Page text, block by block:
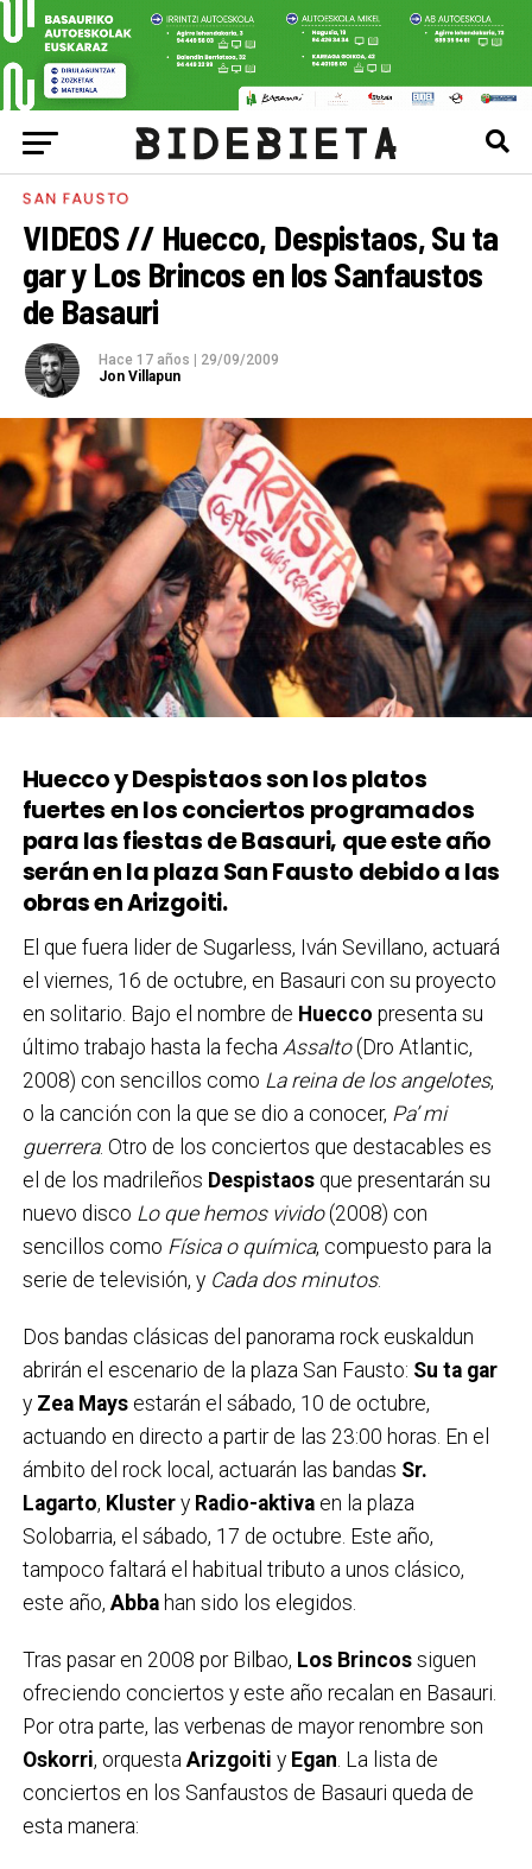
SAN FAUSTO
VIDEOS // Huecco, Despistaos, Su ta
gar y Los Brincos en los Sanfaustos
de Basauri
Hace 17 años
29/09/2009
Jon Villapun
Huecco y Despistaos son los platos
fuertes en los conciertos programados
para las fiestas de Basauri, que este año
serán en la plaza San Fausto debido a las
obras en Arizgoiti.
El que fuera lider de Sugarless, Iván Sevillano, actuará
el viernes, 16 de octubre, en Basauri con su proyecto
en solitario. Bajo el nombre de Huecco presenta su
último trabajo hasta la fecha Assalto(Dro Atlantic,
2008) con sencillos como La reina de los angelotes,
o la canción con la que se dio a conocer, Pa’ mi
guerrera. Otro de los conciertos que destacables es
el de los madrileños Despistaosque presentarán su
nuevo disco Lo que hemos vivido(2008) con
sencillos como Física o química, compuesto para la
serie de televisión, y Cada dos minutos.
Dos bandas clásicas del panorama rock euskaldun
abrirán el escenario de la plaza San Fausto: Su ta gar
y Zea Maysestarán el sábado, 10 de octubre,
actuando en directo a partir de las 23:00 horas. En el
ámbito del rock local, actuarán las bandas Sr.
Lagarto, Klustery Radio-aktivaen la plaza
Solobarria, el sábado, 17 de octubre. Este año,
tampoco faltará el habitual tributo a unos clásico,
este año, Abbahan sido los elegidos.
Tras pasar en 2008 por Bilbao, Los Brincossiguen
ofreciendo conciertos y este año recalan en Basauri.
Por otra parte, las verbenas de mayor renombre son
Oskorri, orquesta Arizgoiti y Egan . La lista de
conciertos en los Sanfaustos de Basauri queda de
esta manera: